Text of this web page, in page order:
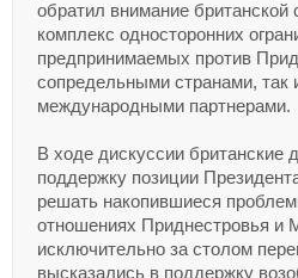
обратил внимание британской
комплекс односторонних
предпринимаемых против
сопредельными странами, так
международными партнерами.
В ходе дискуссии британские
поддержку позиции
решать накопившиеся
отношениях Приднестровья и
исключительно за столом
высказались в поддержку